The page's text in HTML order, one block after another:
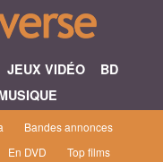
JEUX VIDÉO
BD
Bandes annonces
En DVD
Top films